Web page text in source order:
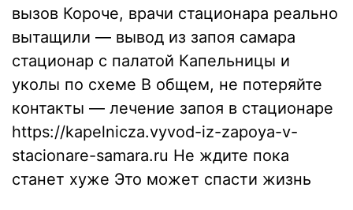
вызов Короче, врачи стационара реально
вытащили — вывод из запоя самара
стационар с палатой Капельницы и
уколы по схеме В общем, не потеряйте
контакты — лечение запоя в стационаре
https://kapelnicza.vyvod-iz-zapoya-v-
stacionare-samara.ru Не ждите пока
станет хуже Это может спасти жизнь